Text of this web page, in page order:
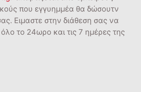
που εγγυημμέα θα δώσουτν
Ειμαστε στην διάθεση σας να
το 24ωρο και τις 7 ημέρες της